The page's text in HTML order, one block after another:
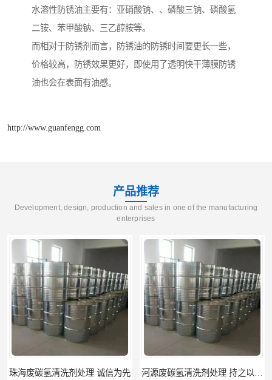
水溶性防锈油主要有：亚硝酸钠、、磷酸三钠、磷酸氢
二铵、苯甲酸钠、三乙醇胺等。
而相对于防锈剂而言，防锈油的防锈时间要更长一些，
价格较高，防锈效果更好，即使用了透明快干薄膜防锈
油也会在表面有油感。
http://www.guanfengg.com
产品推荐
Development, design, production and sales in one of the manufacturing
enterprises
信为先 河源废碳氢清洗剂处理 持之以恒为客户服务